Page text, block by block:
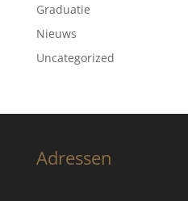
Graduatie
Nieuws
Uncategorized
Adressen